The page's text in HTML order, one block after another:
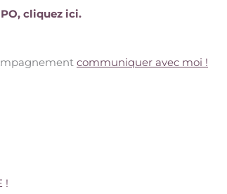
cliquez ici.
communiquer avec moi !
!